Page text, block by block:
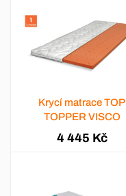
Krycí matrace TOP
TOPPER VISCO
4 445 Kč